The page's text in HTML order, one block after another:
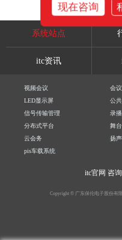
系统站点
itc资讯
视频会议 会
LED显示屏
公
信号传输管理
录
分布式平台
舞
云会务
扬
pis车载系统
itc官网 咨
Copyright © 广东保伦电子股份有
现在咨询